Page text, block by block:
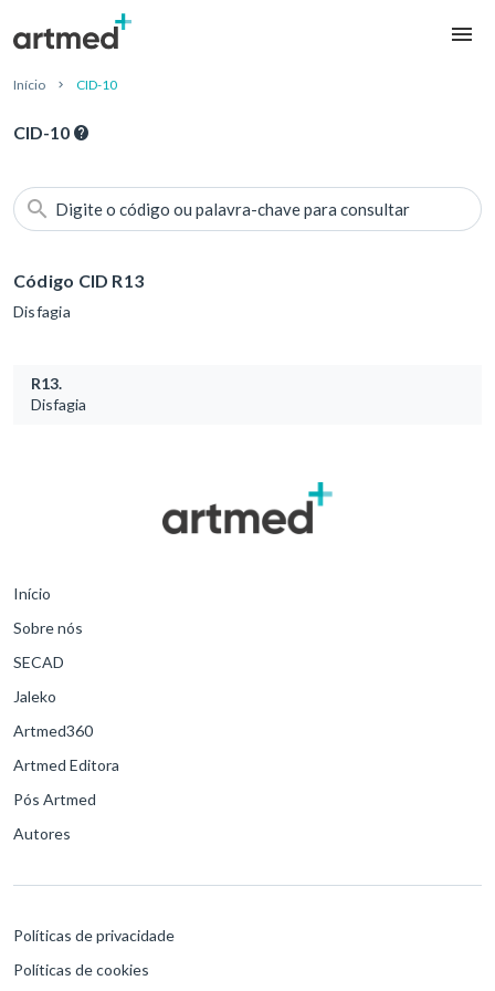
Início CID-10
CID-10
Digite o código ou palavra-chave para consultar
Código CID R13
Disfagia
R13.
Disfagia
Início
Sobre nós
SECAD
Jaleko
Artmed360
Artmed Editora
Pós Artmed
Autores
Políticas de privacidade
Políticas de cookies